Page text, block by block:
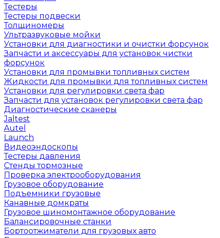
Тестеры
Тестеры подвески
Толщиномеры
Ультразвуковые мойки
Установки для диагностики и очистки форсунок
Запчасти и аксессуары для установок чистки
форсунок
Установки для промывки топливных систем
Жидкости для промывки для топливных систем
Установки для регулировки света фар
Запчасти для установок регулировки света фар
Диагностические сканеры
Jaltest
Autel
Launch
Видеоэндоскопы
Тестеры давления
Стенды тормозные
Проверка электрооборудования
Грузовое оборудование
Подъемники грузовые
Канавные домкраты
Грузовое шиномонтажное оборудование
Балансировочные станки
Бортоотжиматели для грузовых авто